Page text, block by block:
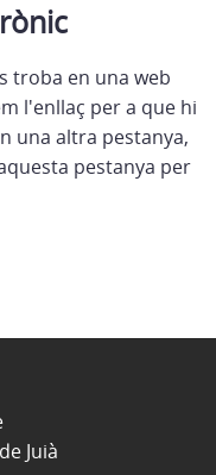
troba en una web
l'enllaç per a que hi
una altra pestanya,
pestanya per
Juià